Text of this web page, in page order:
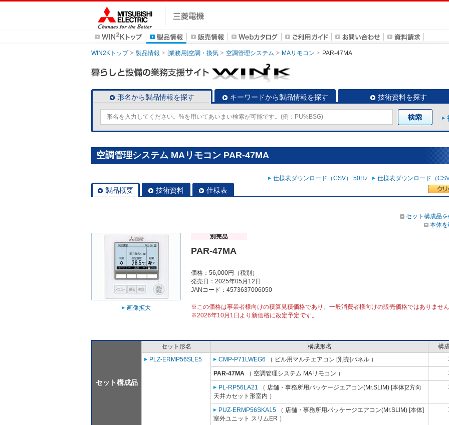
WIN2Kトップ 製品情報 [業務用]空調・換気 空調管理システム MAリモコン PAR-47MA
形名から製品情報を探す キーワードから製品情報を探す 技術資料を探す
空調管理システム MAリモコン PAR-47MA
仕様表ダウンロード（CSV） 50Hz 仕様表ダウンロード（
製品概要 技術資料 仕様表
セット構成品
本体
画像拡大
PAR-47MA
価格：56,000円（税別）
発売日：2025年05月12日
JANコード：4573637006050
※この価格は事業者様向けの積算見積価格であり、一般消費者様向けの販売価格ではありません
※2026年10月1日より新価格に改定予定です。
セット構成品
セット形名 構成形名
構
PLZ-ERMP56SLE5
CMP-P71LWEG6 （ ビル用マルチエアコン [別売]パネル ）
PAR-47MA （ 空調管理システム MAリモコン ）
PL-RP56LA21 （ 店舗・事務所用パッケージエアコン(Mr.SLIM) [本体]2方向
天井カセット形室内 ）
PUZ-ERMP56SKA15 （ 店舗・事務所用パッケージエアコン(Mr.SLIM) [本体]
室外ユニット スリムER ）